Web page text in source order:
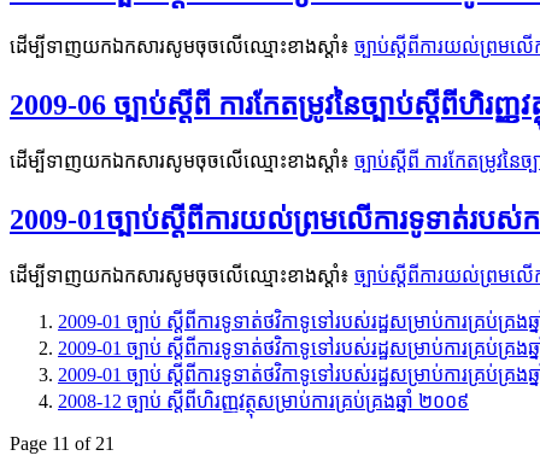
ដើម្បីទាញយកឯកសារសូមចុចលើឈ្មោះខាងស្តាំ៖ ច្បាប់ស្តីពីការយល់ព្រមល
2009-06 ច្បាប់ស្តីពី ការកែតម្រូវនៃច្បាប់ស្តីពីហិរញ្ញ
ដើម្បីទាញយកឯកសារសូមចុចលើឈ្មោះខាងស្តាំ៖ ច្បាប់ស្តីពី ការកែតម្រូវនៃ
2009-01ច្បាប់ស្តីពីការយល់ព្រមលើការទូទាត់
ដើម្បីទាញយកឯកសារសូមចុចលើឈ្មោះខាងស្តាំ៖ ច្បាប់ស្តីពីការយល់ព្រម
2009-01 ច្បាប់ ស្តីពីការទូទាត់ថវិកាទូទៅរបស់រដ្ឋសម្រាប់ការគ្រប់គ្រង
2009-01 ច្បាប់ ស្តីពីការទូទាត់ថវិកាទូទៅរបស់រដ្ឋសម្រាប់ការគ្រប់គ្រង
2009-01 ច្បាប់ ស្តីពីការទូទាត់ថវិកាទូទៅរបស់រដ្ឋសម្រាប់ការគ្រប់គ្រង
2008-12 ច្បាប់ ស្តីពីហិរញ្ញវត្ថុសម្រាប់ការគ្រប់គ្រងឆ្នាំ ២០០៩
Page 11 of 21